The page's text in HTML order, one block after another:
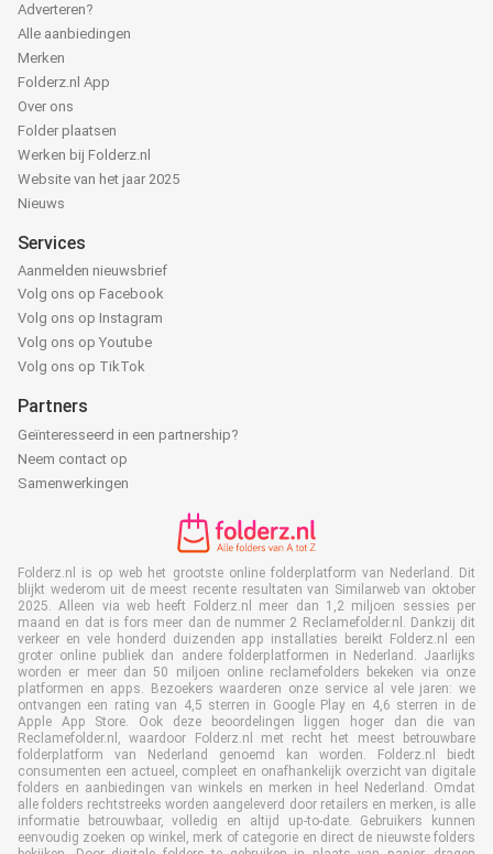
Adverteren?
Alle aanbiedingen
Merken
Folderz.nl App
Over ons
Folder plaatsen
Werken bij Folderz.nl
Website van het jaar 2025
Nieuws
Services
Aanmelden nieuwsbrief
Volg ons op Facebook
Volg ons op Instagram
Volg ons op Youtube
Volg ons op TikTok
Partners
Geïnteresseerd in een partnership?
Neem contact op
Samenwerkingen
Folderz.nl is op web het grootste online folderplatform van Nederland. Dit
blijkt wederom uit de meest recente resultaten van Similarweb van oktober
2025. Alleen via web heeft Folderz.nl meer dan 1,2 miljoen sessies per
maand en dat is fors meer dan de nummer 2 Reclamefolder.nl. Dankzij dit
verkeer en vele honderd duizenden app installaties bereikt Folderz.nl een
groter online publiek dan andere folderplatformen in Nederland. Jaarlijks
worden er meer dan 50 miljoen online reclamefolders bekeken via onze
platformen en apps. Bezoekers waarderen onze service al vele jaren: we
ontvangen een rating van 4,5 sterren in Google Play en 4,6 sterren in de
Apple App Store. Ook deze beoordelingen liggen hoger dan die van
Reclamefolder.nl, waardoor Folderz.nl met recht het meest betrouwbare
folderplatform van Nederland genoemd kan worden. Folderz.nl biedt
consumenten een actueel, compleet en onafhankelijk overzicht van digitale
folders en aanbiedingen van winkels en merken in heel Nederland. Omdat
alle folders rechtstreeks worden aangeleverd door retailers en merken, is alle
informatie betrouwbaar, volledig en altijd up-to-date. Gebruikers kunnen
eenvoudig zoeken op winkel, merk of categorie en direct de nieuwste folders